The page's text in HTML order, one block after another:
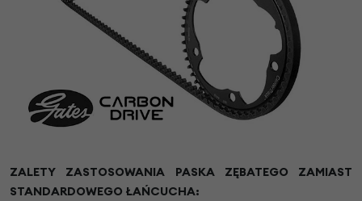
ZALETY ZASTOSOWANIA PASKA ZĘBATEGO ZAMIAST
STANDARDOWEGO ŁAŃCUCHA: